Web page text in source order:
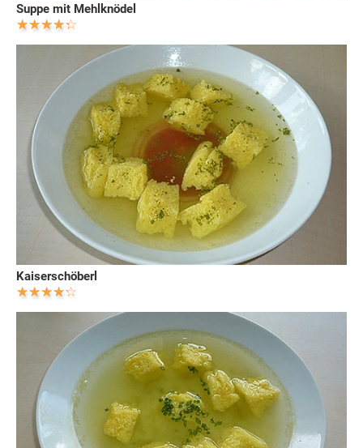
Suppe mit Mehlknödel
Kaiserschöberl